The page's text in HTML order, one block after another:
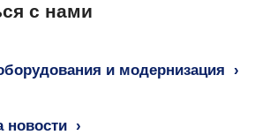
с нами
и модернизация
новости